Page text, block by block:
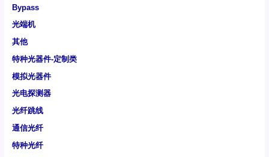
Bypass
光端机
其他
特种光器件-定制类
模拟光器件
光电探测器
光纤跳线
通信光纤
特种光纤